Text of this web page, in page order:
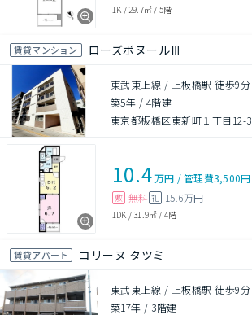
1K / 29.7㎡ / 5階
賃貸マンション ローズボヌールⅢ
東武東上線 / 上板橋駅 徒歩9分
築5年 / 4階建
東京都板橋区東新町１丁目12-3
10.4万円 /管理費3,500円
敷 無料 礼 15.6万円
1DK /31.9㎡ / 4階
賃貸アパート コリーヌ タツミ
東武東上線 / 上板橋駅 徒歩9分
築17年 / 3階建